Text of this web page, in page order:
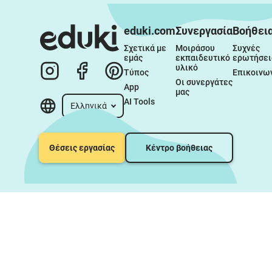
Ελληνικά
eduki.com
Σχετικά με
εμάς
Τύπος
App
AI Tools
Συνεργασία
Μοιράσου
εκπαιδευτικό
υλικό
Οι συνεργάτες
μας
Συχνές
Θέσεις εργασίας Κέντρο βοήθειας